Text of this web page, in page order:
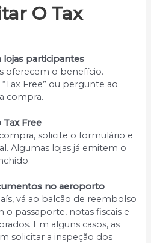
O Tax
lojas participantes
oferecem o benefício.
Free” ou pergunte ao
compra.
Free
solicite o formulário e
Algumas lojas já emitem o
no aeroporto
vá ao balcão de reembolso
passaporte, notas fiscais e
Em alguns casos, as
solicitar a inspeção dos